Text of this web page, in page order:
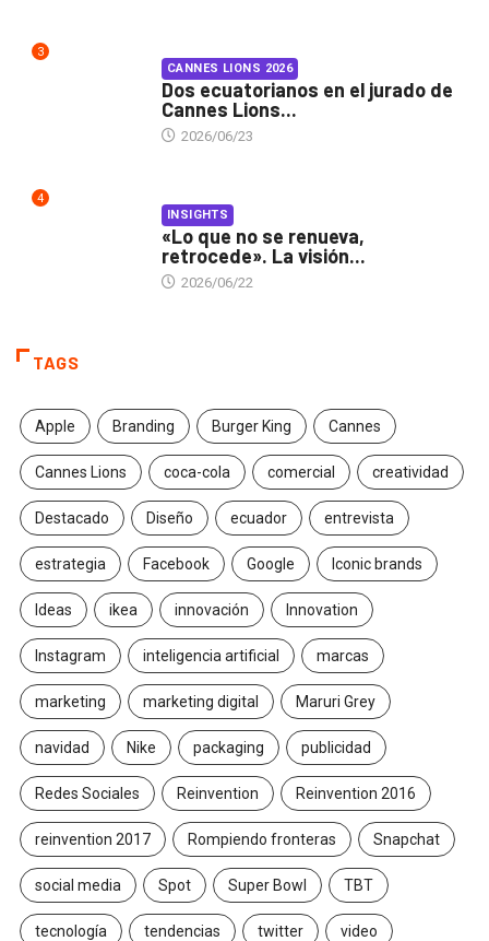
3
CANNES LIONS 2026
Dos ecuatorianos en el jurado de
Cannes Lions...
2026/06/23
4
INSIGHTS
«Lo que no se renueva,
retrocede». La visión...
2026/06/22
TAGS
Apple Branding Burger King Cannes
Cannes Lions coca-cola comercial creatividad
Destacado Diseño ecuador entrevista
estrategia Facebook Google Iconic brands
Ideas ikea innovación Innovation
Instagram inteligencia artificial marcas
marketing marketing digital Maruri Grey
navidad Nike packaging publicidad
Redes Sociales Reinvention Reinvention 2016
reinvention 2017 Rompiendo fronteras Snapchat
social media Spot Super Bowl TBT
tecnología tendencias twitter video